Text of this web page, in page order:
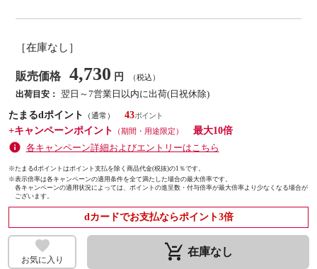
［在庫なし］
販売価格 4,730 円 （税込）
出荷目安： 翌日～7営業日以内に出荷(日祝休除)
たまるdポイント
（通常）
43
+キャンペーンポイント
（期間・用途限定）
最大10倍
各キャンペーン詳細およびエントリーはこちら
※たまるdポイントはポイント支払を除く商品代金(税抜)の1％です。
※表示倍率は各キャンペーンの適用条件を全て満たした場合の最大倍率です。
各キャンペーンの適用状況によっては、ポイントの進呈数・付与倍率が最大倍率より少なくなる場合が
ございます。
dカードでお支払ならポイント3倍
お気に入り remove_shopping_cart 在庫なし